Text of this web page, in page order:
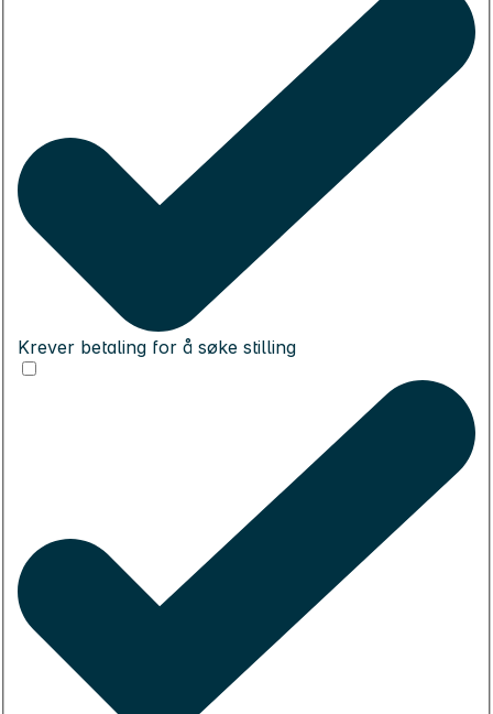
Krever betaling for å søke stilling